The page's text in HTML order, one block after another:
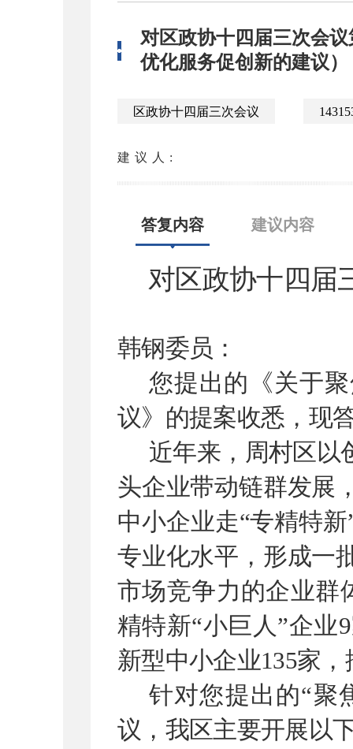
对区政协十四届三次会
优化服务促创新的建议）
区政协十四届三次会议
建议人:
答复内容 建议内容
对区政协十四届
韩钢委员：
您提出的《关于
议》的提案收悉，现
近年来，周村区以
头企业带动链群发展
中小企业走“专精特新
专业化水平，形成一
市场竞争力的企业群
精特新“小巨人”企业9
新型中小企业135家，
针对您提出的“聚
议，我区主要开展以